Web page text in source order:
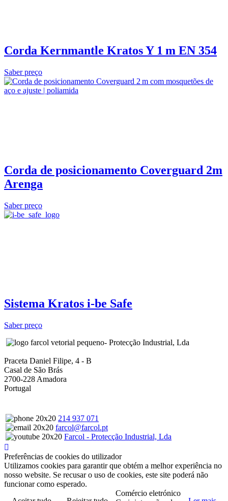
Corda Kernmantle Kratos Y 1 m EN 354
Saber preço
Corda de posicionamento Coverguard 2m
Arenga
Saber preço
Sistema Kratos i-be Safe
Saber preço
- Protecção Industrial, Lda
Praceta Daniel Filipe, 4 - B
Casal de São Brás
2700-228 Amadora
Portugal
214 937 071
farcol@farcol.pt
Farcol - Protecção Industrial, Lda
Preferências de cookies do utilizador
Utilizamos cookies para garantir que obtém a melhor experiência no
nosso website. Se recusar o uso de cookies, este site poderá não
funcionar como esperado.
Comércio eletrónico